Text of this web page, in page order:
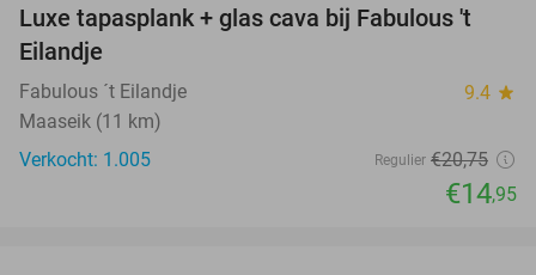
28%
Luxe tapasplank + glas cava bij Fabulous 't
Eilandje
Fabulous ´t Eilandje 9.4 star
Maaseik (11 km)
Verkocht: 1.005
Regulier €20,75
€14,95